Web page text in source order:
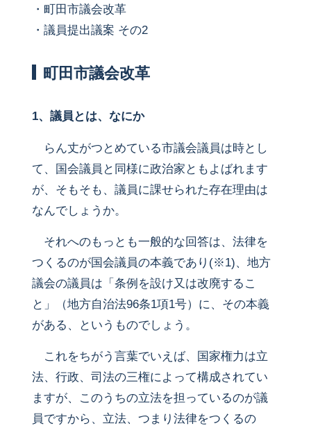
・町田市議会改革
・議員提出議案 その2
町田市議会改革
1、議員とは、なにか
らん丈がつとめている市議会議員は時とし
て、国会議員と同様に政治家ともよばれます
が、そもそも、議員に課せられた存在理由は
なんでしょうか。
それへのもっとも一般的な回答は、法律を
つくるのが国会議員の本義であり(※1)、地方
議会の議員は「条例を設け又は改廃するこ
と」（地方自治法96条1項1号）に、その本義
がある、というものでしょう。
これをちがう言葉でいえば、国家権力は立
法、行政、司法の三権によって構成されてい
ますが、このうちの立法を担っているのが議
員ですから、立法、つまり法律をつくるの